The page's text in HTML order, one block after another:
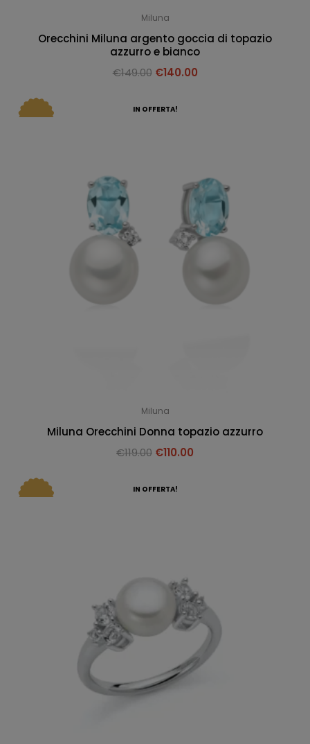
Miluna
Orecchini Miluna argento goccia di topazio
azzurro e bianco
€149.00 €140.00
IN OFFERTA!
Miluna
Miluna Orecchini Donna topazio azzurro
€119.00 €110.00
IN OFFERTA!